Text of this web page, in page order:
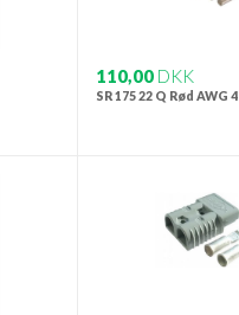
110,00 DKK
SR 175 22 Q Rød AWG 4